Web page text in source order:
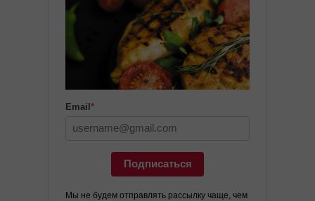
Email *
Подписаться
Мы не будем отправлять рассылку чаще, чем